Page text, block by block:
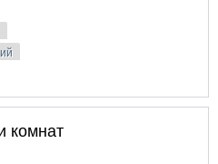
комнат